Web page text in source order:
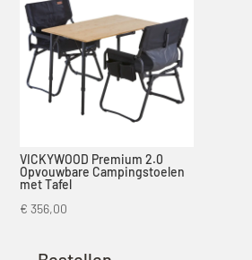
VICKYWOOD Premium 2.0
Opvouwbare Campingstoelen
met Tafel
€ 356,00